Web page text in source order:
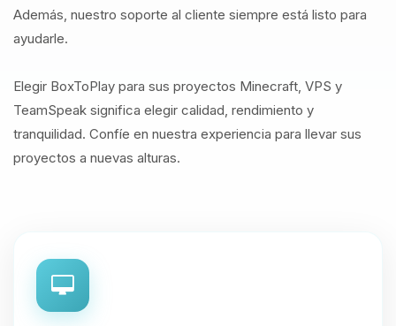
Además, nuestro soporte al cliente siempre está listo para
ayudarle.
Elegir BoxToPlay para sus proyectos Minecraft, VPS y
TeamSpeak significa elegir calidad, rendimiento y
tranquilidad. Confíe en nuestra experiencia para llevar sus
proyectos a nuevas alturas.